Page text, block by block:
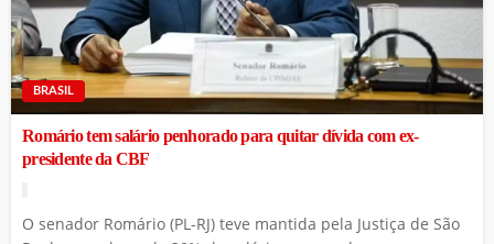
BRASIL
Romário tem salário penhorado para quitar dívida com ex-
presidente da CBF
O senador Romário (PL-RJ) teve mantida pela Justiça de São